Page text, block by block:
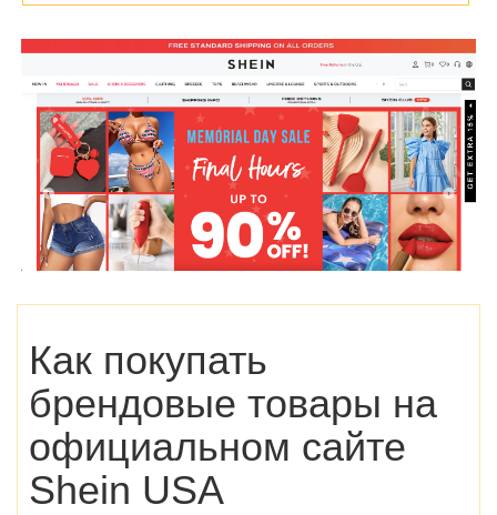
Как покупать
брендовые товары на
официальном сайте
Shein USA